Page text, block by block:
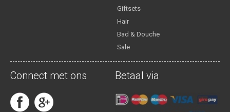
Giftsets
Hair
Bad & Douche
Sale
Connect met ons Betaal via